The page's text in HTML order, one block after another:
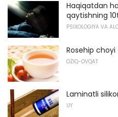
Haqiqatdan
qaytishning
PSIXOLOGIYA VA
Rosehip choyi
OZIQ-OVQAT
Laminatli
UY